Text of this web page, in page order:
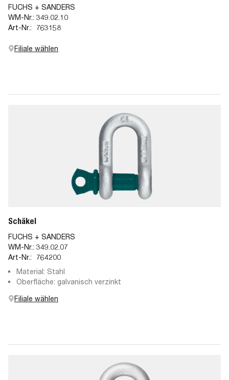
FUCHS + SANDERS
WM-Nr.: 349.02.10
Art-Nr.:
763158
Filiale wählen
Schäkel
FUCHS + SANDERS
WM-Nr.: 349.02.07
Art-Nr.:
764200
Material: Stahl
Oberfläche: galvanisch verzinkt
Filiale wählen